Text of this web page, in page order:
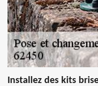
Installez des kits